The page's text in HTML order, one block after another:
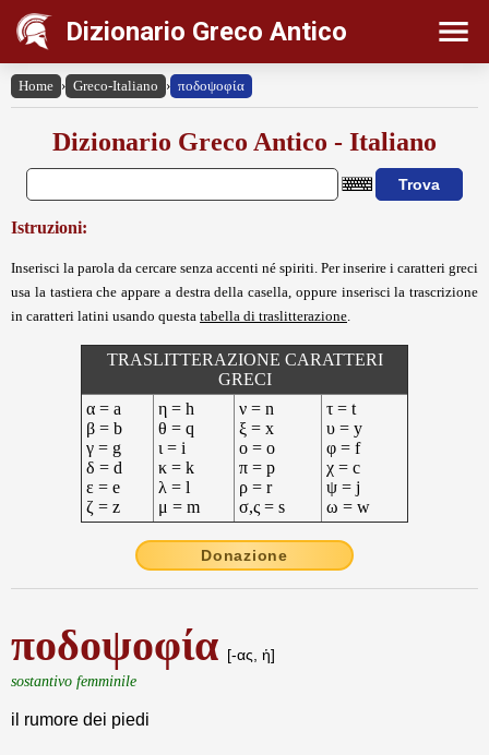
Dizionario Greco Antico
Home › Greco-Italiano › ποδοψοφία
Dizionario Greco Antico - Italiano
Istruzioni:
Inserisci la parola da cercare senza accenti né spiriti. Per inserire i caratteri greci
usa la tastiera che appare a destra della casella, oppure inserisci la trascrizione
in caratteri latini usando questa tabella di traslitterazione
TRASLITTERAZIONE CARATTERI
GRECI
α = a
β = b
γ = g
δ = d
ε = e
ζ = z
η = h
θ = q
ι = i
κ = k
λ = l
μ = m
ν = n
ξ = x
ο = o
π = p
ρ = r
σ,ς = s
τ = t
υ = y
φ = f
χ = c
ψ = j
ω = w
Donazione
ποδοψοφία [-ας, ἡ]
sostantivo femminile
il rumore dei piedi